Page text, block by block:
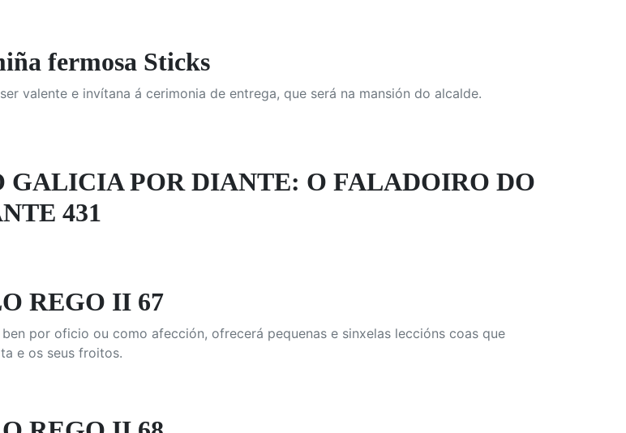
fermosa Sticks
valente e invítana á cerimonia de entrega, que será na mansión do alcalde.
GALICIA POR DIANTE: O FALADOIRO DO
431
REGO II 67
por oficio ou como afección, ofrecerá pequenas e sinxelas leccións coas que
e os seus froitos.